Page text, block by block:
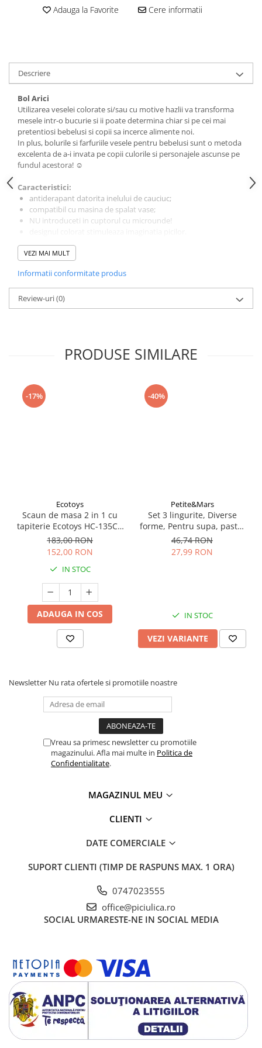
Animale salbatice
Lumea preistorica
Ocean si gheata
Set figurine
Viata la ferma
Bancuri de lucru cu unelte
Constructii, cuburi, forme si culori
Jucarii de rol
Jucarii pentru baie
Piscine cu bile
Seturi de curatenie copii
amprente Adauga la Favorite Cere informatii
Descriere
Bol Arici
Utilizarea veselei colorate si/sau cu motive hazlii va transforma
mesele intr-o bucurie si ii poate determina chiar si pe cei mai
pretentiosi bebelusi si copii sa incerce alimente noi.
In plus, bolurile si farfuriile vesele pentru bebelusi sunt o metoda
excelenta de a-i invata pe copii culorile si personajele ascunse pe
fundul acestora! ☺
Caracteristici:
antiderapant datorita inelului de cauciuc;
compatibil cu masina de spalat vase;
NU introduceti in cuptorul cu microunde!
Design & culoare: Arici, rosu
Greutatea produsului: 0.228 kg
Dimensiuni: Diametru: 15.5 cm, Inaltime: 5 cm
Importator:Piciulica
VEZI MAI MULT
Informatii conformitate produs
Review-uri(0)
PRODUSE SIMILARE
-17%
Ecotoys
Scaun de masa 2 in 1 cu
tapiterie Ecotoys HC-135C -
Alb
183,00 RON
152,00 RON
IN STOC
ADAUGA IN COS
-40%
Petite&Mars
Set 3 lingurite, Diverse
forme, Pentru supa, paste,
alimente usoare, Dezvolta
simturile si abilitatile
senzoriale, Silicon, Fara
46,74 RON
27,99 RON
IN STOC
VEZI VARIANTE
Newsletter Nu rata ofertele si promotiile noastre
Vreau sa primesc newsletter cu promotiile
magazinului. Afla mai multe in Politica de
Confidentialitate.
MAGAZINUL MEU
CLIENTI
DATE COMERCIALE
SUPORT CLIENTI (TIMP DE RASPUNS MAX. 1 ORA)
0747023555
office@piciulica.ro
SOCIAL URMARESTE-NE IN SOCIAL MEDIA